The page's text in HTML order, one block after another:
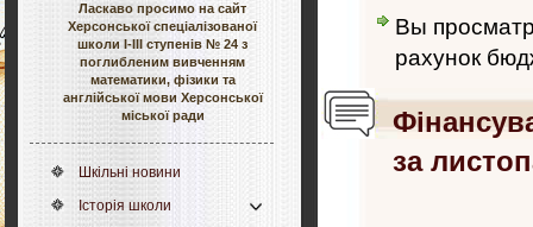
Ласкаво просимо на сайт
Херсонської спеціалізованої
школи І-ІІІ ступенів № 24 з
поглибленим вивченням
математики, фізики та
англійської мови Херсонської
міської ради
Шкільні новини
Історія школи
Вы
рахунок
за